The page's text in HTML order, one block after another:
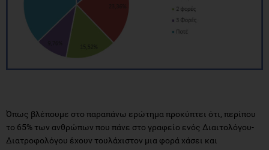
Όπως βλέπουμε στο παραπάνω ερώτημα προκύπτει ότι, περίπου
το 65% των ανθρώπων που πάνε στο γραφείο ενός Διαιτολόγου-
Διατροφολόγου έχουν τουλάχιστον μια φορά χάσει και